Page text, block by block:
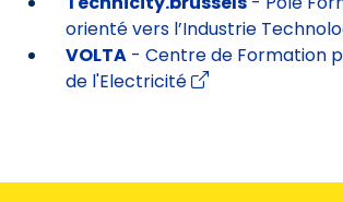
orienté vers l’Industrie
VOLTA - Centre de Formation
de l'Electricité